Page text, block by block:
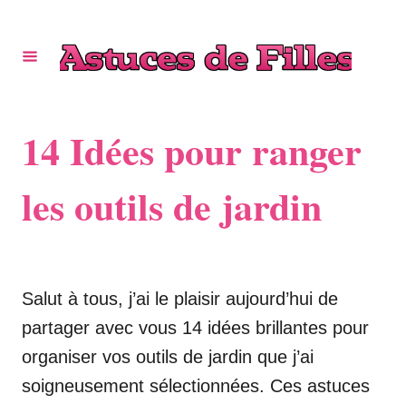
14 Idées pour ranger
les outils de jardin
Salut à tous, j’ai le plaisir aujourd’hui de
partager avec vous 14 idées brillantes pour
organiser vos outils de jardin que j’ai
soigneusement sélectionnées. Ces astuces